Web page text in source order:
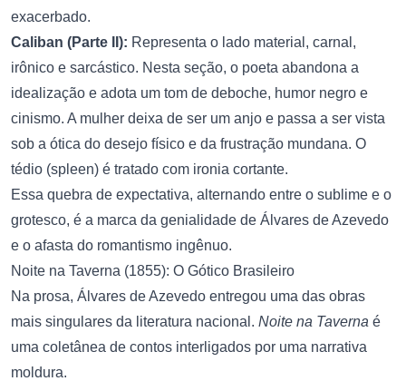
exacerbado.
Caliban (Parte II): Representa o lado material, carnal,
irônico e sarcástico. Nesta seção, o poeta abandona a
idealização e adota um tom de deboche, humor negro e
cinismo. A mulher deixa de ser um anjo e passa a ser vista
sob a ótica do desejo físico e da frustração mundana. O
tédio (spleen) é tratado com ironia cortante.
Essa quebra de expectativa, alternando entre o sublime e o
grotesco, é a marca da genialidade de Álvares de Azevedo
e o afasta do romantismo ingênuo.
Noite na Taverna (1855): O Gótico Brasileiro
Na prosa, Álvares de Azevedo entregou uma das obras
mais singulares da literatura nacional. Noite na Taverna é
uma coletânea de contos interligados por uma narrativa
moldura.